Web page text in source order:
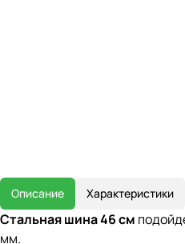
Описание Характеристики
Cтальная шина 46 см
мм.